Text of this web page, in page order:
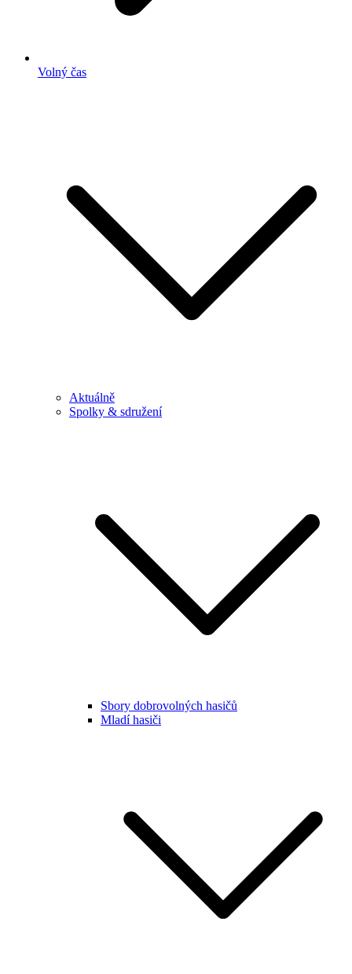
Volný čas
Aktuálně
Spolky & sdružení
Sbory dobrovolných hasičů
Mladí hasiči